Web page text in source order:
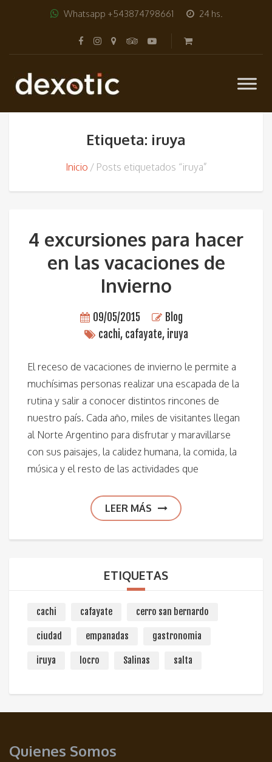
Whatsapp +543874798661 24 hs.
Etiqueta: iruya
Inicio Posts etiquetados “iruya”
4 excursiones para hacer
en las vacaciones de
Invierno
09/05/2015
Blog
cachi, cafayate, iruya
El receso de vacaciones de invierno le permite a
muchísimas personas realizar una escapada de la
rutina y salir a conocer distintos rincones de
nuestro país. Cada año, miles de visitantes llegan
al Norte Argentino para disfrutar y maravillarse
con sus paisajes, la calidez humana, la comida, la
música y el resto de las actividades que
LEER MÁS
ETIQUETAS
cachi cafayate cerro san bernardo
ciudad empanadas gastronomia
iruya locro Salinas salta
Quienes Somos